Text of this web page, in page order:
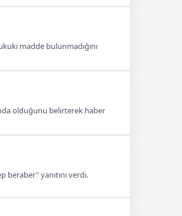
madde bulunmadığını
olduğunu belirterek haber
beraber" yanıtını verdi.